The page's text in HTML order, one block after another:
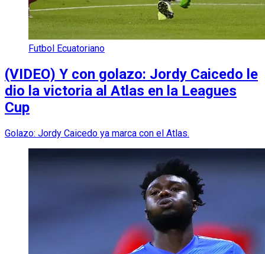
Futbol Ecuatoriano
(VIDEO) Y con golazo: Jordy Caicedo le
dio la victoria al Atlas en la Leagues
Cup
Golazo: Jordy Caicedo ya marca con el Atlas.